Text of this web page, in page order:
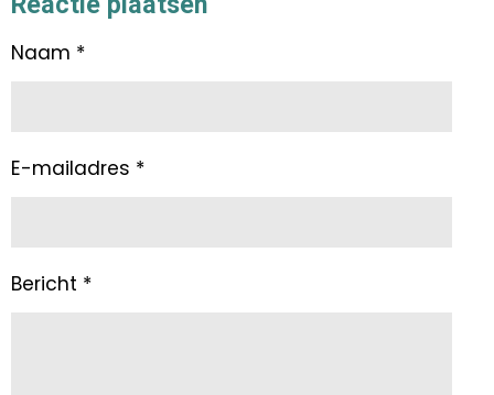
Naam *
E-mailadres *
Bericht *